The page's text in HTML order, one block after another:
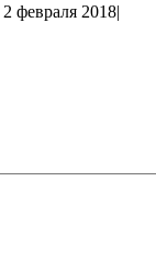
2 февраля 2018|